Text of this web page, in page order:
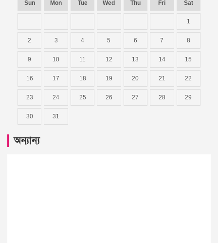
Sun Mon Tue Wed Thu Fri Sat
1
2 3 4 5 6 7 8
9 10 11 12 13 14 15
16 17 18 19 20 21 22
23 24 25 26 27 28 29
30 31
অন্যান্য